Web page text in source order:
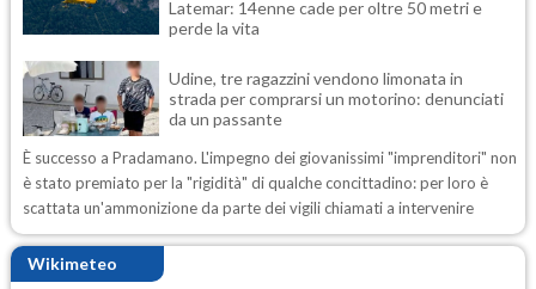
Latemar: 14enne cade per oltre 50 metri e
perde la vita
Udine, tre ragazzini vendono limonata in
strada per comprarsi un motorino: denunciati
da un passante
È successo a Pradamano. L'impegno dei giovanissimi "imprenditori" non
è stato premiato per la "rigidità" di qualche concittadino: per loro è
scattata un'ammonizione da parte dei vigili chiamati a intervenire
Wikimeteo